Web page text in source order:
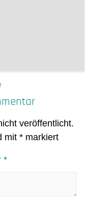
veröffentlicht.
mit *markiert
*